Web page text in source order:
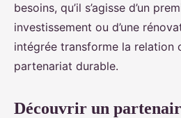
besoins, qu’il s’agisse d’un
investissement ou d’une
intégrée transforme la relation
partenariat durable.
Découvrir un